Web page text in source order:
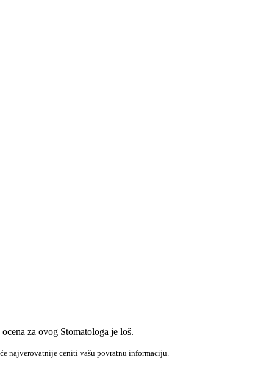
za ovog Stomatologa je loš.
najverovatnije ceniti vašu povratnu informaciju.